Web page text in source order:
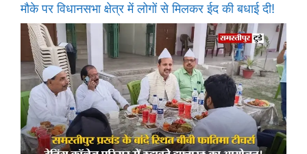
मौके पर विधानसभा क्षेत्र में लोगों से मिलकर ईद की बधाई दी!